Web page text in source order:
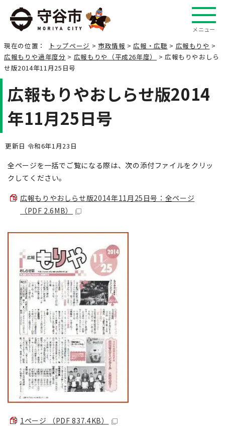
メニュー
現在の位置： トップページ > 市政情報 >広報・広聴 > 広報もりや >
広報もりや過年度分 > 広報もりや（平成26年度）
> 広報もりやおしら
せ版2014年11月25日号
広報もりやおしらせ版2014
年11月25日号
更新日 令和6年1月23日
全ページを一括でご覧になる際は、次の添付ファイルをクリッ
クしてください。
広報もりやおしらせ版2014年11月25日号：全ページ
（PDF 2.6MB）
1ページ （PDF 837.4KB）